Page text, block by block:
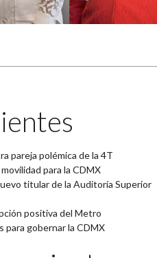
pareja polémica de la 4T
para la CDMX
titular de la Auditoría Superior
positiva del Metro
para gobernar la CDMX